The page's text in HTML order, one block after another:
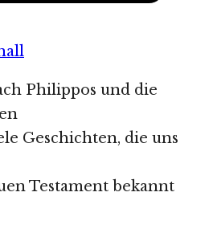
Philippos und die
Geschichten, die uns
Testament bekannt